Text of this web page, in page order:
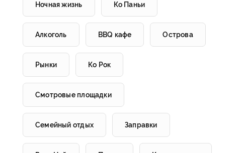
Ночная жизнь Ко Паньи
Алкоголь BBQ кафе Острова
Рынки Ко Рок
Смотровые площадки
Семейный отдых Заправки